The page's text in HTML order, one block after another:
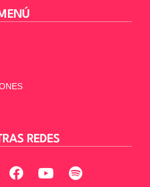
REDES